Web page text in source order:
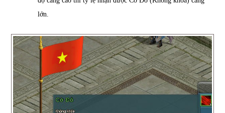
lớn.